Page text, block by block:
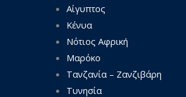
Αίγυπτος
Κένυα
Νότιος Αφρική
Μαρόκο
Τανζανία – Ζανζιβάρη
Τυνησία